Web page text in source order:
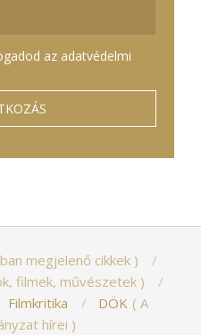
az adatvédelmi
megjelenő cikkek
filmek, művészetek
Filmkritika DÖK
A
hírei